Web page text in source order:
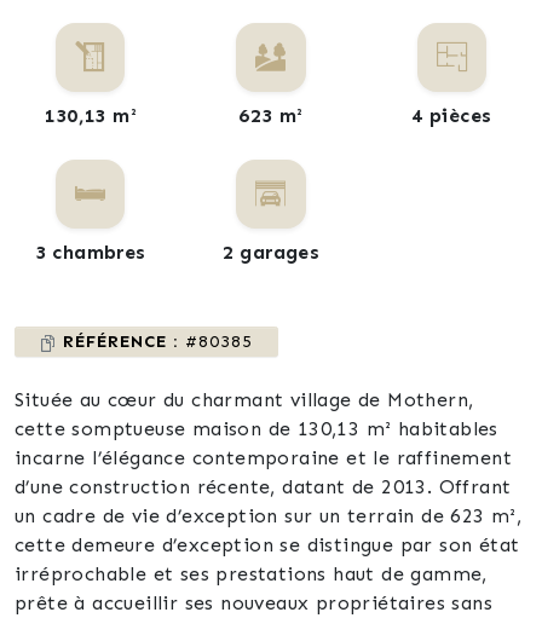
130,13 m² 623 m² 4 pièces
3 chambres 2 garages
RÉFÉRENCE : #80385
Située au cœur du charmant village de Mothern,
cette somptueuse maison de 130,13 m² habitables
incarne l’élégance contemporaine et le raffinement
d’une construction récente, datant de 2013. Offrant
un cadre de vie d’exception sur un terrain de 623 m²,
cette demeure d’exception se distingue par son état
irréprochable et ses prestations haut de gamme,
prête à accueillir ses nouveaux propriétaires sans